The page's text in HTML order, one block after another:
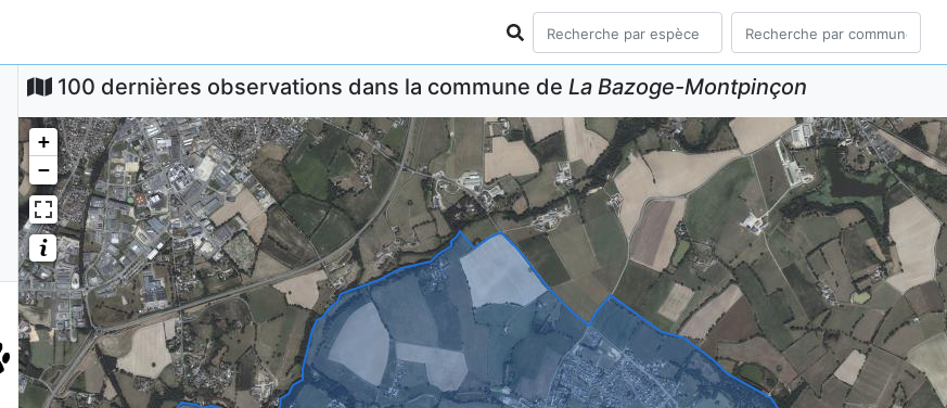
100 dernières observations dans la commune de La Bazoge-Montpinçon
+
−